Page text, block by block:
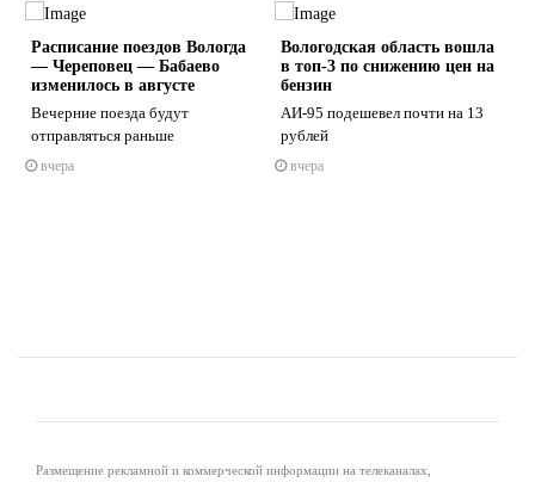
Расписание поездов Вологда
— Череповец — Бабаево
изменилось в августе
Вечерние поезда будут
отправляться раньше
вчера
Вологодская область вошла
в топ-3 по снижению цен на
бензин
АИ-95 подешевел почти на 13
рублей
вчера
Размещение рекламной и коммерческой информации на телеканалах,